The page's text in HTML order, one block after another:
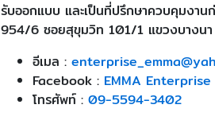
รับออกแบบ และเป็นที่ปรึกษาควบคุมงาน
954/6 ซอยสุขุมวิท 101/1 แขวงบางน
อีเมล :
Facebook : EMMA Enterprise
โทรศัพท์ : 09-5594-3402